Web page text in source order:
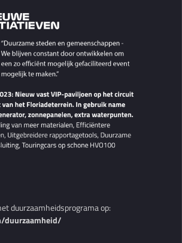
duurzaamheidsprograma op:
duurzaamheid/